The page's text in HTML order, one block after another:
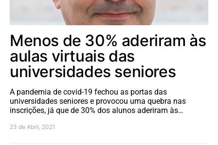
Menos de 30% aderiram às
aulas virtuais das
universidades seniores
A pandemia de covid-19 fechou as portas das
universidades seniores e provocou uma quebra nas
inscrições, já que de 30% dos alunos aderiram às…
23 de Abril, 2021